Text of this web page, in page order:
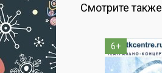
Смотрите также
6+